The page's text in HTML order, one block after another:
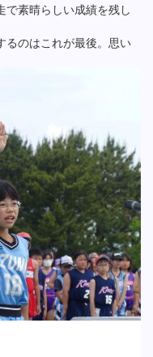
で素晴らしい成績を残し
るのはこれが最後。思い